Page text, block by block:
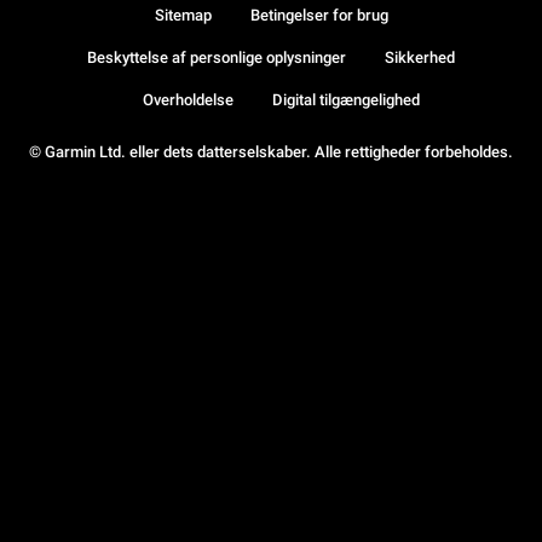
© Garmin Ltd. eller dets datterselskaber. Alle rettigheder forbeholdes.
Sitemap Betingelser for brug
Beskyttelse af personlige oplysninger Sikkerhed
Overholdelse Digital tilgængelighed